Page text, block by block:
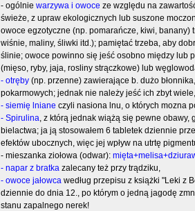
- ogólnie warzywa i owoce ze względu na
świeże, z upraw ekologicznych lub suszone
owoce egzotyczne (np. pomarańcze, kiwi,
wiśnie, maliny, śliwki itd.); pamiętać trzeba, aby
ślinie; owoce powinno się jeść osobno między lub
(mięso, ryby, jaja, rosliny strączkowe) lub
- otręby (np. przenne) zawierające b. dużo
pokarmowych; jednak nie należy jeść ich zbyt
- siemię lniane czyli nasiona lnu, o których mozna
- Spirulina, z którą jednak wiążą się pewne obawy,
bielactwa; ja ją stosowałem 6 tabletek dziennie
efektów ubocznych, więc jej wpływ na utrtę
- mieszanka ziołowa (odwar):
- napar z bratka zalecany też przy trądziku,
- owoce jałowca według przepisu z książki "Leki z
dziennie do dnia 12., po którym o jedną jagodę
stanu zapalnego nerek!